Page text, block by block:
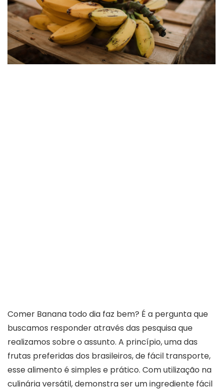
Comer Banana todo dia faz bem? É a pergunta que
buscamos responder através das pesquisa que
realizamos sobre o assunto. A princípio, uma das
frutas preferidas dos brasileiros, de fácil transporte,
esse alimento é simples e prático. Com utilização na
culinária versátil, demonstra ser um ingrediente fácil